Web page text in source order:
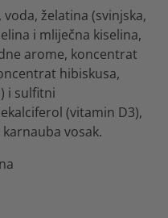
voda, želatina (svinjska,
i mliječna kiselina,
arome, koncentrat
hibiskusa,
i sulfitni
(vitamin D3),
vosak.